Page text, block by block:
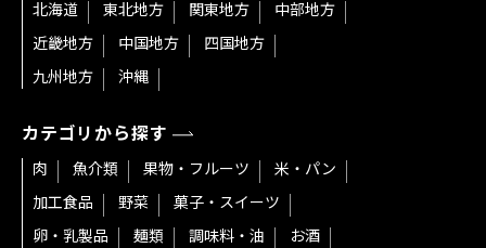
北海道 東北地方 関東地方
中部地方
近畿地方
中国地方
四国地方
九州地方
沖縄
カテゴリから探す
肉 魚介類 果物・フルーツ
米・パン
加工食品
野菜
菓子・スイーツ
卵・乳製品
麺類 調味料・油
お酒